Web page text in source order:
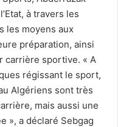
à travers les
les moyens aux
préparation, ainsi
carrière sportive. « A
régissant le sport,
Algériens sont très
mais aussi une
», a déclaré Sebgag